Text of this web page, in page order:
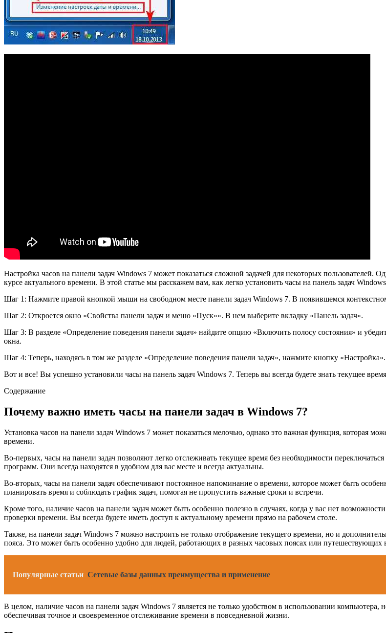
Настройка часов на панели задач Windows 7 может показаться сложной задачей для некоторых пользователей.
курсе актуального времени. В этой статье мы расскажем вам, как легко установить часы на панель задач
Шаг 1: Нажмите правой кнопкой мыши на свободном месте панели задач Windows 7. В появившемся
Шаг 2: Откроется окно «Свойства панели задач и меню «Пуск»». В нем выберите вкладку «Панель задач».
Шаг 3: В разделе «Определение поведения панели задач» найдите опцию «Включить полосу состояния» и
окна.
Шаг 4: Теперь, находясь в том же разделе «Определение поведения панели задач», нажмите кнопку «Настройка».
Вот и все! Вы успешно установили часы на панель задач Windows 7. Теперь вы всегда будете знать текущее
Содержание
Почему важно иметь часы на панели задач в Windows 7?
Установка часов на панели задач Windows 7 может показаться мелочью, однако это важная функция, которая
времени.
Во-первых, часы на панели задач позволяют легко отслеживать текущее время без необходимости
программ. Они всегда находятся в удобном для вас месте и всегда актуальны.
Во-вторых, часы на панели задач обеспечивают постоянное напоминание о времени, которое может быть
планировать время и соблюдать график задач, помогая не пропустить важные сроки и встречи.
Кроме того, наличие часов на панели задач может быть особенно полезно в случаях, когда у вас нет
проверки времени. Вы всегда будете иметь доступ к актуальному времени прямо на рабочем столе.
Также, на панели задач Windows 7 можно настроить не только отображение текущего времени, но и
пояса. Это может быть особенно удобно для людей, работающих в разных часовых поясах или путешествующих
Популярные статьи Сетевые базы данных преимущества и применение
В целом, наличие часов на панели задач Windows 7 является не только удобством в использовании
обеспечивая точное и своевременное отслеживание времени в повседневной жизни.